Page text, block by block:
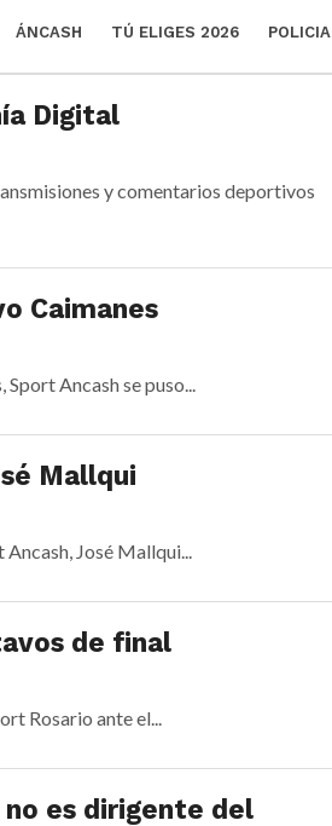
ÁNCASH TÚ ELIGES 2026
Digital
y comentarios deportivos
Caimanes
Ancash se puso...
Mallqui
José Mallqui...
de final
Rosario ante el...
es dirigente del